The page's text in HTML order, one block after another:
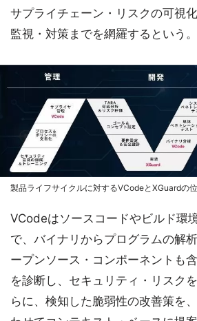
サプライチェーン・リスクの可視
監視・対策までを網羅するという。
製品ライフサイクルに対するVCodeとXGuardの
VCodeはソースコードやビルド環
で、バイナリからプログラムの解
ープンソース・コンポーネントも
を診断し、セキュリティ・リスク
らに、検知した脆弱性の改善策を